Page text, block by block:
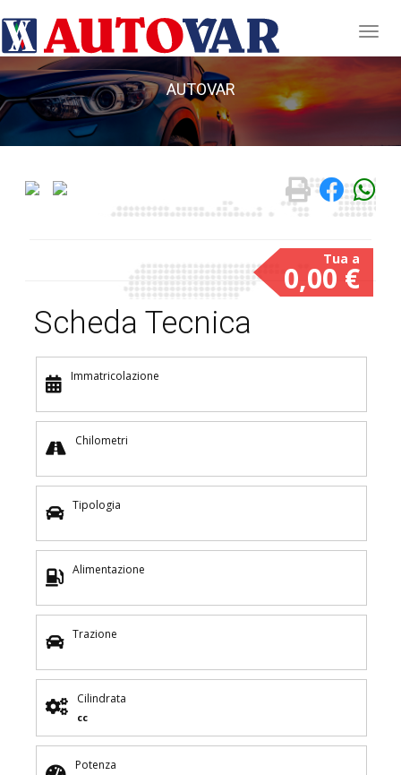
AUTOVAR
0,00 €
Scheda Tecnica
Immatricolazione
Chilometri
Tipologia
Alimentazione
Trazione
Cilindrata
cc
Potenza